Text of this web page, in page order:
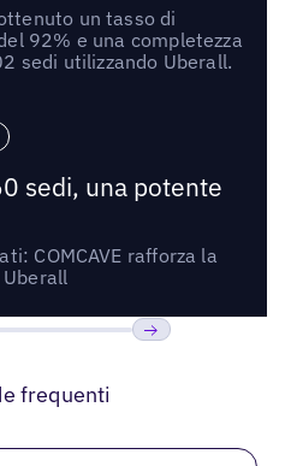
un tasso di
92% e una completezza
sedi utilizzando Uberall.
sedi, una potente
COMCAVE rafforza la
frequenti